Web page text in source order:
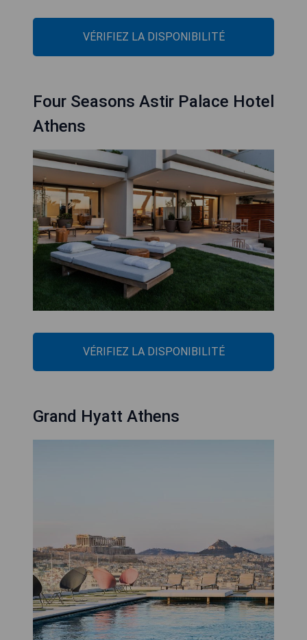
VÉRIFIEZ LA DISPONIBILITÉ
Four Seasons Astir Palace Hotel
Athens
VÉRIFIEZ LA DISPONIBILITÉ
Grand Hyatt Athens